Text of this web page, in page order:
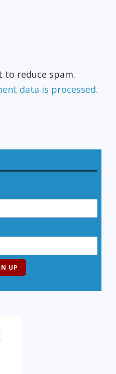
to reduce spam.
data is processed.